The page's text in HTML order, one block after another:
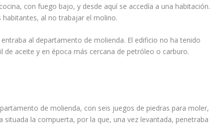
con fuego bajo, y desde aquí­ se accedí­a a una habitación.
al no trabajar el molino.
al departa­mento de molienda. El edificio no ha tenido
de aceite y en época más cercana de petróleo o carburo.
de molienda, con seis juegos de piedras para moler,
la compuerta, por la que, una vez levantada, penetraba